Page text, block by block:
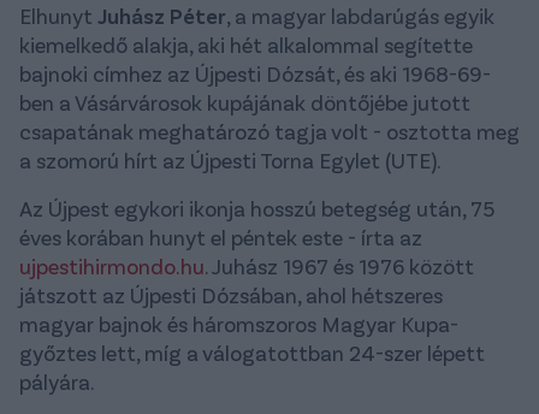
Elhunyt Juhász Péter, a magyar labdarúgás egyik
kiemelkedő alakja, aki hét alkalommal segítette
bajnoki címhez az Újpesti Dózsát, és aki 1968-69-
ben a Vásárvárosok kupájának döntőjébe jutott
csapatának meghatározó tagja volt - osztotta meg
a szomorú hírt az Újpesti Torna Egylet (UTE).
Az Újpest egykori ikonja hosszú betegség után, 75
éves korában hunyt el péntek este - írta az
ujpestihirmondo.hu. Juhász 1967 és 1976 között
játszott az Újpesti Dózsában, ahol hétszeres
magyar bajnok és háromszoros Magyar Kupa-
győztes lett, míg a válogatottban 24-szer lépett
pályára.